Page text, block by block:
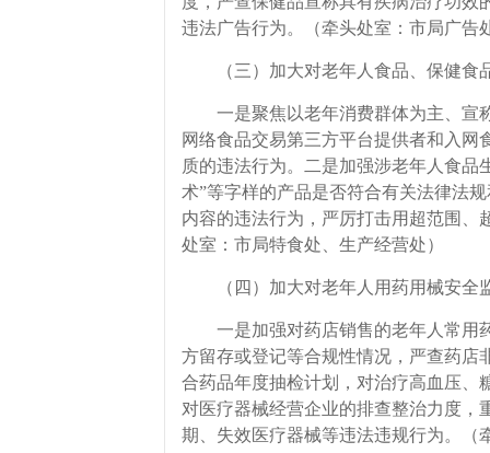
违法广告行为。（牵头处室：市局广告
（三）加大对老年人食品、保健食
一是聚焦以老年消费群体为主、宣称
网络食品交易第三方平台提供者和入
质的违法行为。二是加强涉老年人食品
术”等字样的产品是否符合有关法律法
内容的违法行为，严厉打击用超范围、
处室：市局特食处、生产经营处）
（四）加大对老年人用药用械安全
一是加强对药店销售的老年人常用药
方留存或登记等合规性情况，严查药店
合药品年度抽检计划，对治疗高血压、
对医疗器械经营企业的排查整治力度，
期、失效医疗器械等违法违规行为。（